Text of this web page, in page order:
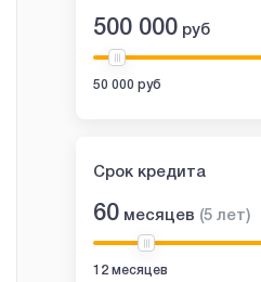
Займ в OneClickMoney
Сумма:
500 000 руб
50 000 руб
Срок кредита
60 месяцев (5 лет)
12 месяцев